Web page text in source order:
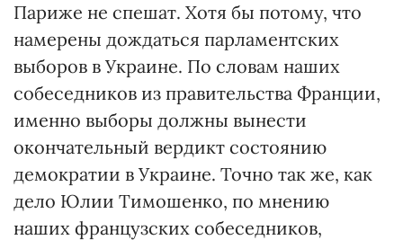
Париже не спешат. Хотя бы потому, что
намерены дождаться парламентских
выборов в Украине. По словам наших
собеседников из правительства Франции,
именно выборы должны вынести
окончательный вердикт состоянию
демократии в Украине. Точно так же, как
дело Юлии Тимошенко, по мнению
наших французских собеседников,